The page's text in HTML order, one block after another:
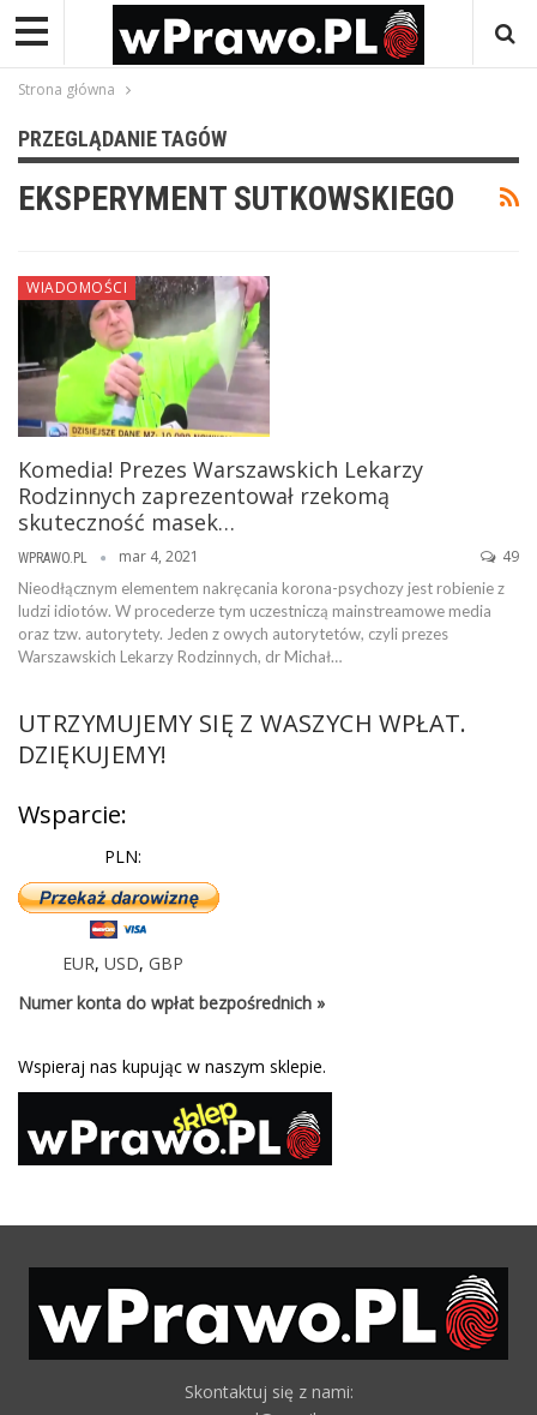
Strona główna
PRZEGLĄDANIE TAGÓW
EKSPERYMENT SUTKOWSKIEGO
WIADOMOŚCI
Komedia! Prezes Warszawskich Lekarzy
Rodzinnych zaprezentował rzekomą
skuteczność masek…
WPRAWO.PL mar 4, 2021 49
Nieodłącznym elementem nakręcania korona-psychozy jest robienie z
ludzi idiotów. W procederze tym uczestniczą mainstreamowe media
oraz tzw. autorytety. Jeden z owych autorytetów, czyli prezes
Warszawskich Lekarzy Rodzinnych, dr Michał…
UTRZYMUJEMY SIĘ Z WASZYCH WPŁAT.
DZIĘKUJEMY!
Wsparcie:
PLN:
EUR, USD, GBP
Numer konta do wpłat bezpośrednich »
Wspieraj nas kupując w naszym sklepie.
Skontaktuj się z nami: